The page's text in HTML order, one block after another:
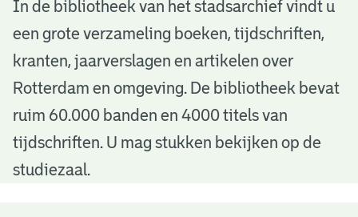
B
b
o
In de bibliotheek van het stadsarchief vindt u
een grote verzameling boeken, tijdschriften,
kranten, jaarverslagen en artikelen over
Rotterdam en omgeving. De bibliotheek bevat
ruim 60.000 banden en 4000 titels van
tijdschriften. U mag stukken bekijken op de
studiezaal.